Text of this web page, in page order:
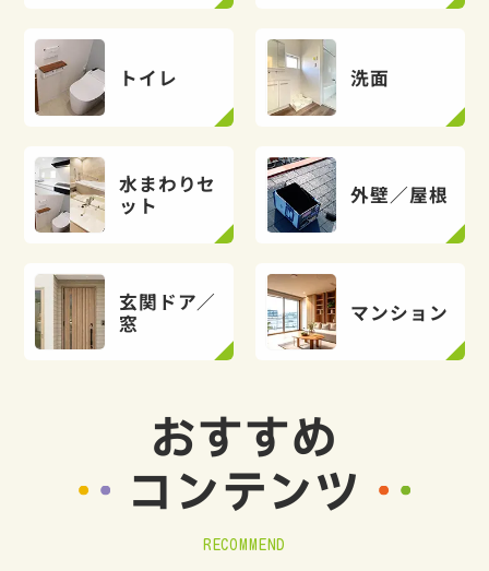
トイレ 洗面
水まわりセ
ット
外壁／屋根
玄関ドア／
窓
マンション
おすすめ
コンテンツ
RECOMMEND